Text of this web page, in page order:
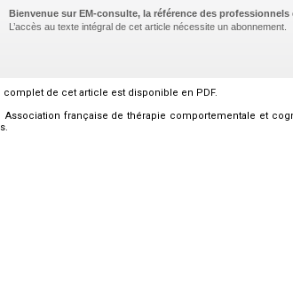
Bienvenue sur EM-consulte, la référence des professionnels
L’accès au texte intégral de cet article nécessite un abonnement.
complet de cet article est disponible en PDF.
française de thérapie comportementale et